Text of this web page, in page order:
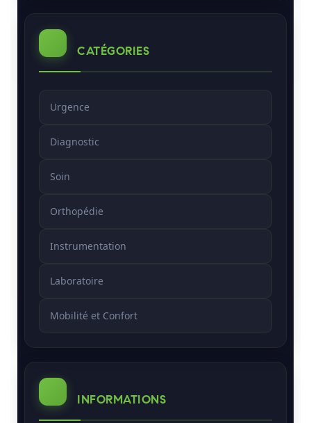
CATÉGORIES
Urgence
Diagnostic
Soin
Orthopédie
Instrumentation
Laboratoire
Mobilité et Confort
INFORMATIONS